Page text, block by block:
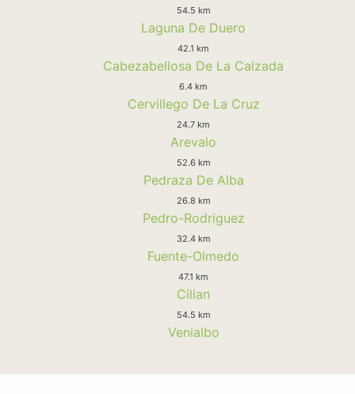
54.5 km
Laguna De Duero
42.1 km
Cabezabellosa De La Calzada
6.4 km
Cervillego De La Cruz
24.7 km
Arevalo
52.6 km
Pedraza De Alba
26.8 km
Pedro-Rodriguez
32.4 km
Fuente-Olmedo
47.1 km
Cillan
54.5 km
Venialbo